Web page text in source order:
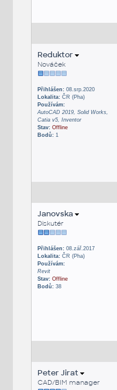
Reduktor
Nováček
Přihlášen:08.srp.2020
Lokalita:ČR (Pha)
Používám:
AutoCAD 2019, Solid Works,
Catia v5, Inventor
Stav: Offline
Bodů:1
Janovska
Diskutér
Přihlášen:08.zář.2017
Lokalita:ČR (Pha)
Používám:
Revit
Stav: Offline
Bodů:38
Peter Jirat
CAD/BIM manager